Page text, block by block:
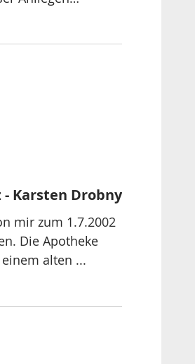
Karsten Drobny
mir zum 1.7.2002
Die Apotheke
alten ...